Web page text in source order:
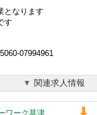
となります
す
07994961
関連求人情報
ワーク草津